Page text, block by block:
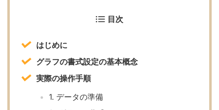
目次
はじめに
グラフの書式設定の基本概念
実際の操作手順
1. データの準備